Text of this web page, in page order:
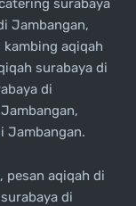
Jambangan,
aqiqah
surabaya di
di
Jambangan.
pesan aqiqah di
di